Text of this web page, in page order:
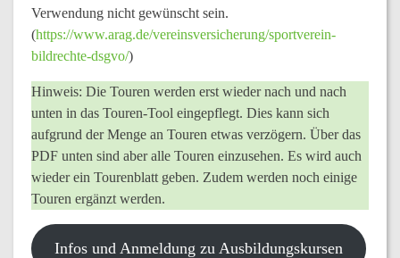
Verwendung nicht gewünscht sein.
(https://www.arag.de/vereinsversicherung/sportverein-
bildrechte-dsgvo/)
Hinweis: Die Touren werden erst wieder nach und nach
unten in das Touren-Tool eingepflegt. Dies kann sich
aufgrund der Menge an Touren etwas verzögern. Über das
PDF unten sind aber alle Touren einzusehen. Es wird auch
wieder ein Tourenblatt geben. Zudem werden noch einige
Touren ergänzt werden.
Infos und Anmeldung zu Ausbildungskursen